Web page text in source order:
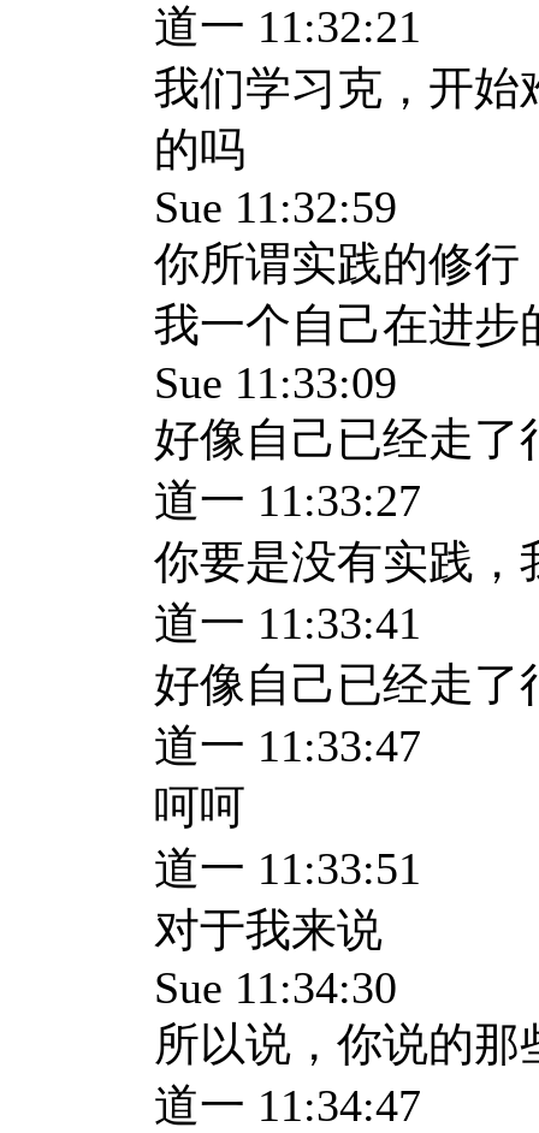
道一 11:32:21
我们学习克，开始
的吗
Sue 11:32:59
你所谓实践的修行
我一个自己在进步
Sue 11:33:09
好像自己已经走了
道一 11:33:27
你要是没有实践，
道一 11:33:41
好像自己已经走了
道一 11:33:47
呵呵
道一 11:33:51
对于我来说
Sue 11:34:30
所以说，你说的
道一 11:34:47